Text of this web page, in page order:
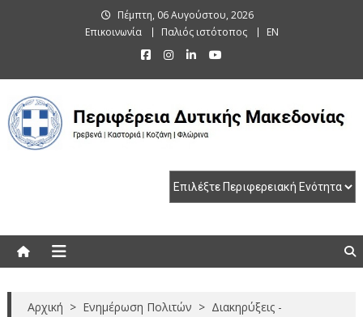
Πέμπτη, 06 Αυγούστου, 2026
Επικοινωνία
Παλιός ιστότοπος EN
Αρχική > Ενημέρωση Πολιτών > Διακηρύξεις -